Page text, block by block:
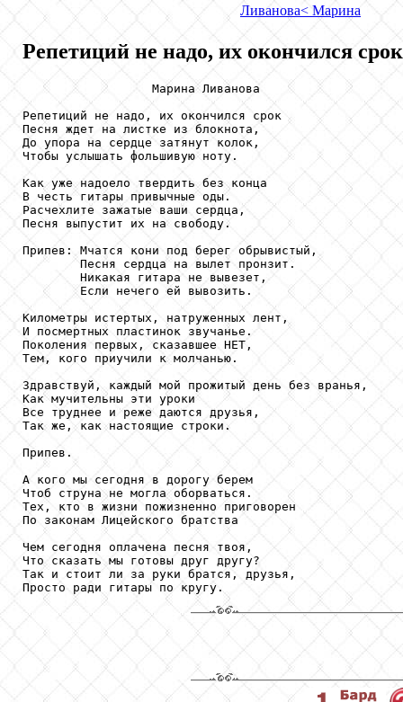
Ливанова< Марина
Репетиций не надо, их окончился
                  Марина Ливанова
Репетиций не надо, их окончился срок
Песня ждет на листке из блокнота,
До упора на сердце затянут колок,
Чтобы услышать фольшивую ноту.
Как уже надоело твердить без конца
В честь гитары привычные оды.
Расчехлите зажатые ваши сердца,
Песня выпустит их на свободу.
Припев: Мчатся кони под берег обрывистый,
        Песня сердца на вылет пронзит.
        Никакая гитара не вывезет,
        Если нечего ей вывозить.
Километры истертых, натруженных лент,
И посмертных пластинок звучанье.
Поколения первых, сказавшее НЕТ,
Тем, кого приучили к молчанью.
Здравствуй, каждый мой прожитый день без вранья,
Как мучительны эти уроки
Все труднее и реже даются друзья,
Так же, как настоящие строки.
Припев.
А кого мы сегодня в дорогу берем
Чтоб струна не могла оборваться.
Тех, кто в жизни пожизненно приговорен
По законам Лицейского братства
Чем сегодня оплачена песня твоя,
Что сказать мы готовы друг другу?
Так и стоит ли за руки братся, друзья,
Просто ради гитары по кругу.